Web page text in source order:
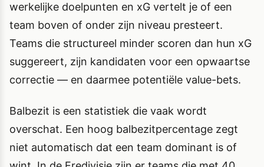
werkelijke doelpunten en xG vertelt je of een
team boven of onder zijn niveau presteert.
Teams die structureel minder scoren dan hun xG
suggereert, zijn kandidaten voor een opwaartse
correctie — en daarmee potentiële value-bets.
Balbezit is een statistiek die vaak wordt
overschat. Een hoog balbezitpercentage zegt
niet automatisch dat een team dominant is of